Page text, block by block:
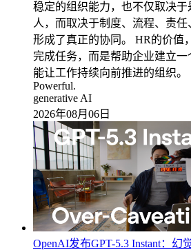
稳定的组织能力，也不仅取决
人，而取决于制度、流程、责
形成了真正的协同。 HR的价值
完成任务，而是帮助企业建立
能让工作持续向前推进的组织。
Powerful.
generative AI
2026年08月06日
OpenAI发布GPT-5.3 Instant：幻